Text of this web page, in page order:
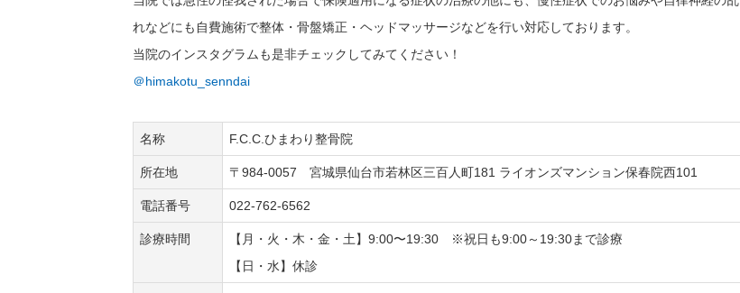
れなどにも自費施術で整体・骨盤矯正・ヘッドマッサージなどを行い対応しております。
当院のインスタグラムも是非チェックしてみてください！
＠himakotu_senndai
名称 F.C.C.ひまわり整骨院
所在地 〒984-0057 宮城県仙台市若林区三百人町181 ライオンズマンション保春院西101
電話番号 022-762-6562
診療時間
【月・火・木・金・土】9:00〜19:30 ※祝日も9:00～19:30まで診療
【日・水】休診